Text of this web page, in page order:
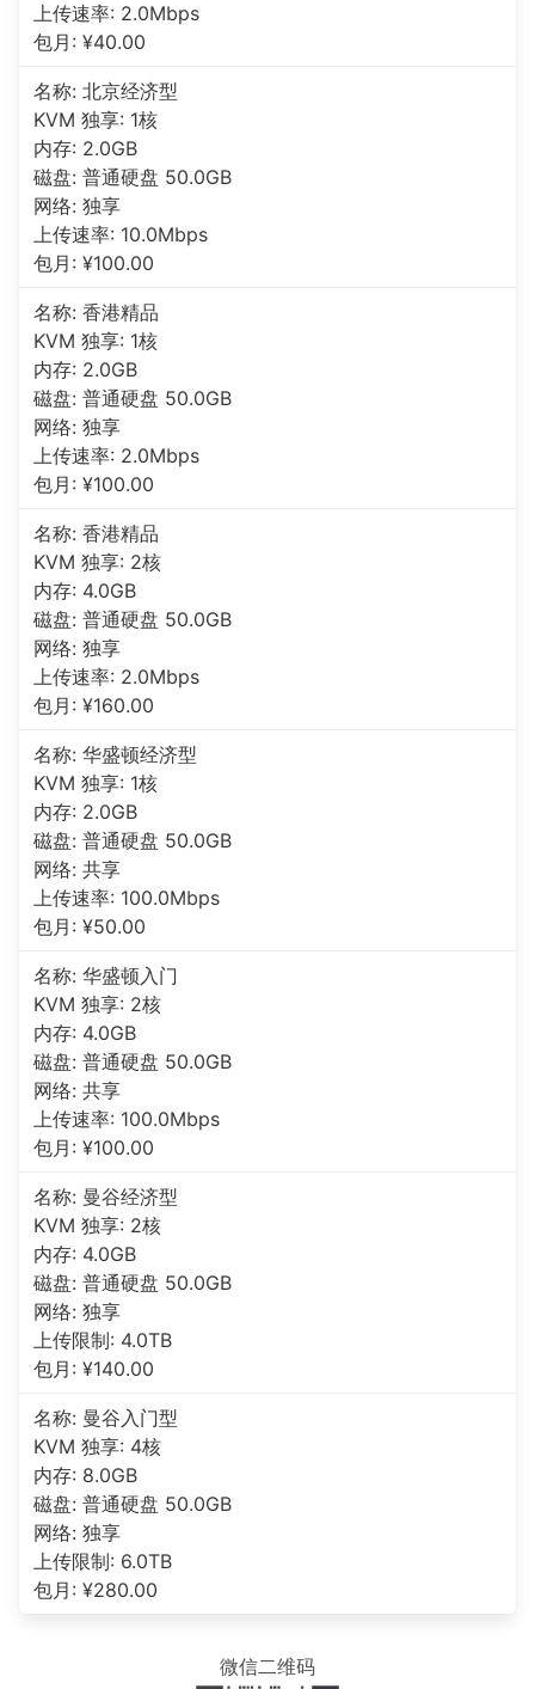
上传速率: 2.0Mbps
包月: ¥40.00
名称: 北京经济型
KVM 独享: 1核
内存: 2.0GB
磁盘: 普通硬盘 50.0GB
网络: 独享
上传速率: 10.0Mbps
包月: ¥100.00
名称: 香港精品
KVM 独享: 1核
内存: 2.0GB
磁盘: 普通硬盘 50.0GB
网络: 独享
上传速率: 2.0Mbps
包月: ¥100.00
名称: 香港精品
KVM 独享: 2核
内存: 4.0GB
磁盘: 普通硬盘 50.0GB
网络: 独享
上传速率: 2.0Mbps
包月: ¥160.00
名称: 华盛顿经济型
KVM 独享: 1核
内存: 2.0GB
磁盘: 普通硬盘 50.0GB
网络: 共享
上传速率: 100.0Mbps
包月: ¥50.00
名称: 华盛顿入门
KVM 独享: 2核
内存: 4.0GB
磁盘: 普通硬盘 50.0GB
网络: 共享
上传速率: 100.0Mbps
包月: ¥100.00
名称: 曼谷经济型
KVM 独享: 2核
内存: 4.0GB
磁盘: 普通硬盘 50.0GB
网络: 独享
上传限制: 4.0TB
包月: ¥140.00
名称: 曼谷入门型
KVM 独享: 4核
内存: 8.0GB
磁盘: 普通硬盘 50.0GB
网络: 独享
上传限制: 6.0TB
包月: ¥280.00
微信二维码